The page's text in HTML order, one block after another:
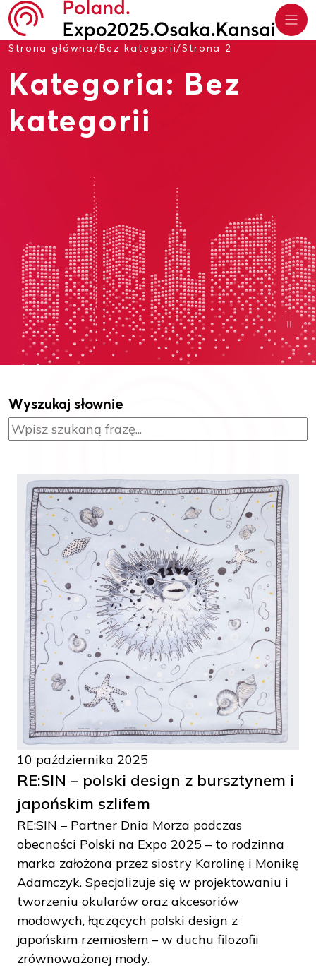
Strona główna/Bez kategorii/Strona 2
Kategoria: Bez
kategorii
Wyszukaj słownie
10 października 2025
RE:SIN – polski design z bursztynem i
japońskim szlifem
RE:SIN – Partner Dnia Morza podczas
obecności Polski na Expo 2025 – to rodzinna
marka założona przez siostry Karolinę i Monikę
Adamczyk. Specjalizuje się w projektowaniu i
tworzeniu okularów oraz akcesoriów
modowych, łączących polski design z
japońskim rzemiosłem – w duchu filozofii
zrównoważonej mody.